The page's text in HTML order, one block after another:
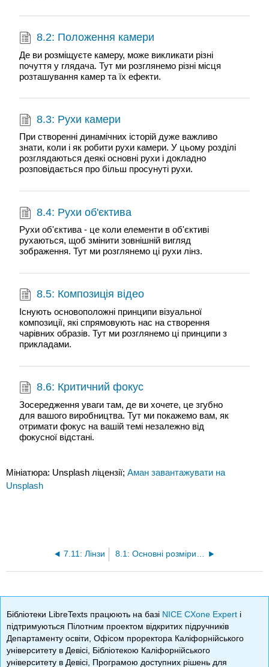
8.2: Положення камери
Де ви розміщуєте камеру, може викликати різні
почуття у глядача. Тут ми розглянемо різні місця
розташування камер та їх ефекти.
8.3: Рухи камери
При створенні динамічних історій дуже важливо
знати, коли і як робити рухи камери. У цьому розділі
розглядаються деякі основні рухи і докладно
розповідається про більш просунуті рухи.
8.4: Рухи об'єктива
Рухи об'єктива - це коли елементи в об'єктиві
рухаються, щоб змінити зовнішній вигляд
зображення. Тут ми розглянемо ці рухи лінз.
8.5: Композиція відео
Існують основоположні принципи візуальної
композиції, які спрямовують нас на створення
чарівних образів. Тут ми розглянемо ці принципи з
прикладами.
8.6: Критичний фокус
Зосередження уваги там, де ви хочете, це згубно
для вашого виробництва. Тут ми покажемо вам, як
отримати фокус на вашій темі незалежно від
фокусної відстані.
Мініатюра: Unsplash ліцензії;Аман завантажувати на
Unsplash
7.11: Лінзи 8.1: Основні розміри пострілу
Бібліотеки LibreTexts працюють на базі NICE CXone Expert і
підтримуються Пілотним проектом відкритих підручників
Департаменту освіти, Офісом проректора Каліфорнійського
університету в Девісі, Бібліотекою Каліфорнійського
університету в Девісі, Програмою доступних рішень для